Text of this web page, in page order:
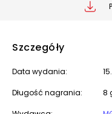
Szczegóły
Data wydania:
Długość nagrania: 8